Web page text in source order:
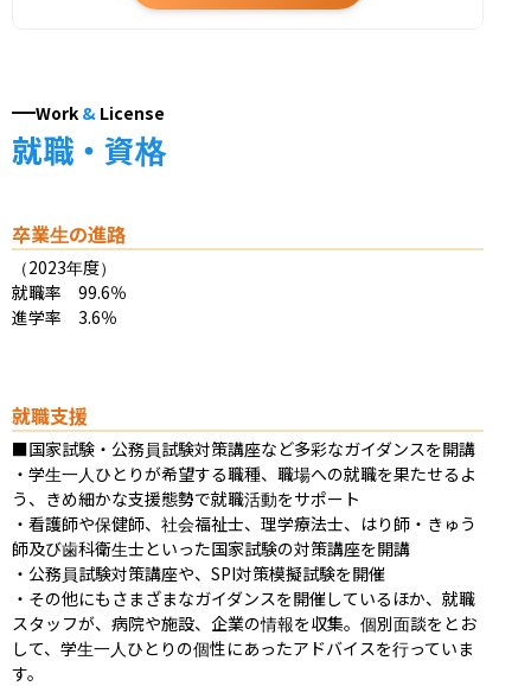
Work & License
就職・資格
卒業生の進路
（2023年度）
就職率　99.6％
進学率　3.6％
就職支援
■国家試験・公務員試験対策講座など多彩なガイダンスを開講
・学生一人ひとりが希望する職種、職場への就職を果たせるよ
う、きめ細かな支援態勢で就職活動をサポート
・看護師や保健師、社会福祉士、理学療法士、はり師・きゅう
師及び歯科衛生士といった国家試験の対策講座を開講
・公務員試験対策講座や、SPI対策模擬試験を開催
・その他にもさまざまなガイダンスを開催しているほか、就職
スタッフが、病院や施設、企業の情報を収集。個別面談をとお
して、学生一人ひとりの個性にあったアドバイスを行っていま
す。